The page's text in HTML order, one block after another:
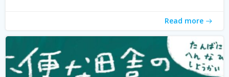
Read more